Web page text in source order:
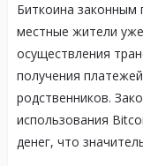
Биткоина
местные жители
осуществления
получения
родственников.
использования
денег, что